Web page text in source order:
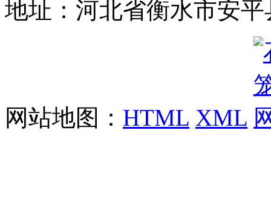
地址：河北省衡水市安
网站地图： HTML XML